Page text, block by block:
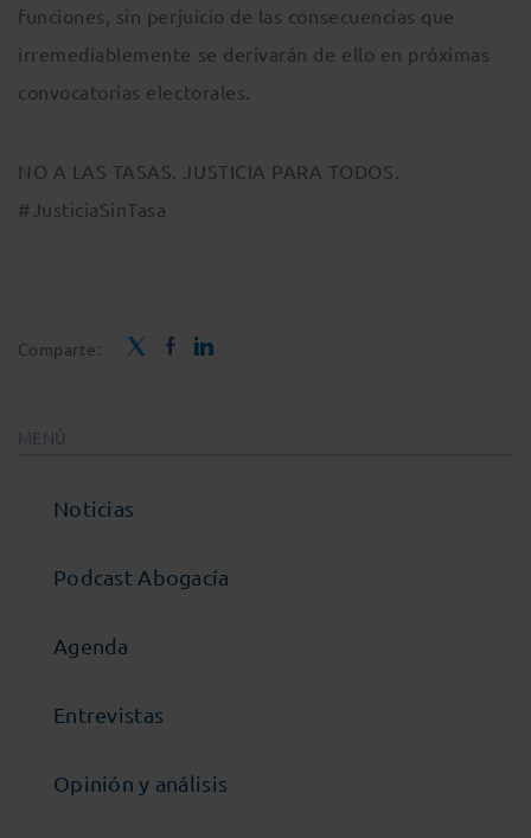
funciones, sin perjuicio de las consecuencias que
irremediablemente se derivarán de ello en próximas
convocatorias electorales.
NO A LAS TASAS. JUSTICIA PARA TODOS.
#JusticiaSinTasa
Comparte:
MENÚ
Noticias
Podcast Abogacía
Agenda
Entrevistas
Opinión y análisis